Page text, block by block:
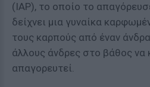
(IAP), το οποίο το
δείχνει μια γυναίκα
τους καρπούς από έναν
άλλους άνδρες στο βάθος να
απαγορευτεί.